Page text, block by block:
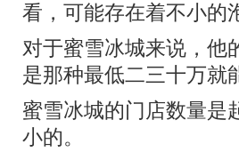
看，可能存在着不小的
对于蜜雪冰城来说，他
是那种最低二三十万就
蜜雪冰城的门店数量是
小的。